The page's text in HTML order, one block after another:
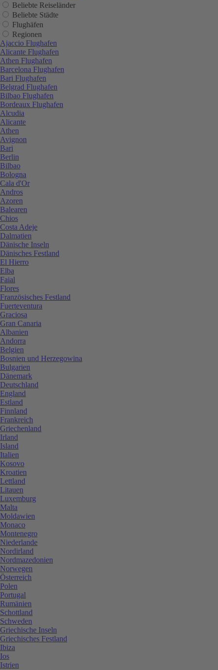
Beliebte Reiseländer
Beliebte Städte
Flughäfen
Regionen
Ajaccio Flughafen
Alicante Flughafen
Athen Flughafen
Barcelona Flughafen
Bari Flughafen
Belgrad Flughafen
Bilbao Flughafen
Bordeaux Flughafen
Alcudia
Alicante
Athen
Avignon
Bari
Berlin
Bilbao
Bologna
Cala d'Or
Andros
Azoren
Balearen
Chios
Costa Adeje
Dalmatien
Dänische Inseln
Dänisches Festland
El Hierro
Elba
Faial
Flores
Französisches Festland
Fuerteventura
Graciosa
Gran Canaria
Albanien
Andorra
Belgien
Bosnien und Herzegowina
Bulgarien
Dänemark
Deutschland
England
Estland
Finnland
Frankreich
Griechenland
Irland
Island
Italien
Kosovo
Kroatien
Lettland
Litauen
Luxemburg
Malta
Moldawien
Monaco
Montenegro
Niederlande
Nordirland
Nordmazedonien
Norwegen
Österreich
Polen
Portugal
Rumänien
Schottland
Schweden
Griechische Inseln
Griechisches Festland
Ibiza
Ios
Istrien